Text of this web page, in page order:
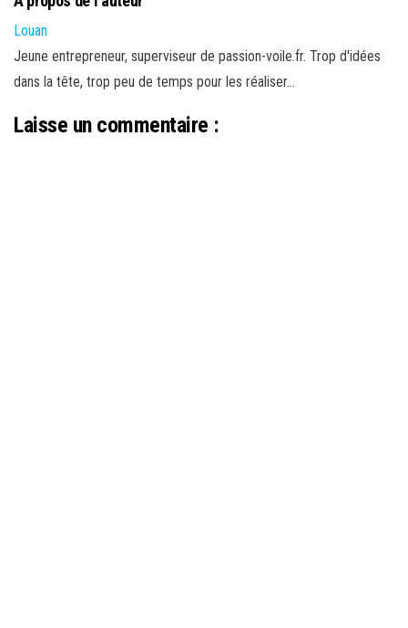
Louan
Jeune entrepreneur, superviseur de passion-voile.fr. Trop d'idées
dans la tête, trop peu de temps pour les réaliser...
Laisse un commentaire :